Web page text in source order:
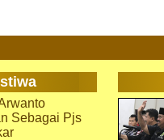
Sebagai Pjs